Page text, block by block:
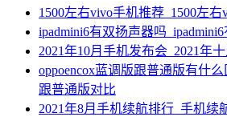
1500左右vivo手机推荐_1500左
ipadmini6有双扬声器吗
2021年10月手机发布会_2021年
oppoencox蓝调版跟普通版有什么
跟普通版对比
2021年8月手机续航排行_手机续